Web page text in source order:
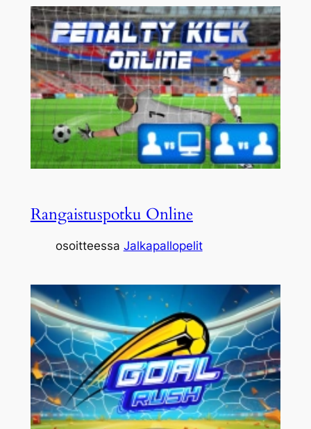
Rangaistuspotku Online
osoitteessa Jalkapallopelit